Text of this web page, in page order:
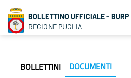
BOLLETTINO UFFICIALE - BURP
REGIONE PUGLIA
BOLLETTINI DOCUMENTI